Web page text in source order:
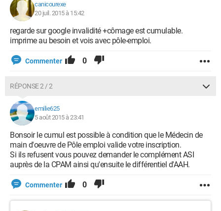
canicourexe
20 juil. 2015 à 15:42
regarde sur google invalidité +cômage est cumulable.
imprime au besoin et vois avec pôle-emploi.
Commenter 0
RÉPONSE 2 / 2
emilie625
5 août 2015 à 23:41
Bonsoir le cumul est possible à condition que le Médecin de
main d'oeuvre de Pôle emploi valide votre inscription.
Si ils refusent vous pouvez demander le complément ASI
auprès de la CPAM ainsi qu'ensuite le différentiel d'AAH.
Commenter 0